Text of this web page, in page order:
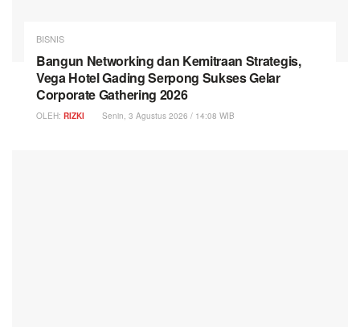
BISNIS
Bangun Networking dan Kemitraan Strategis,
Vega Hotel Gading Serpong Sukses Gelar
Corporate Gathering 2026
OLEH: RIZKI Senin, 3 Agustus 2026 / 14:08 WIB